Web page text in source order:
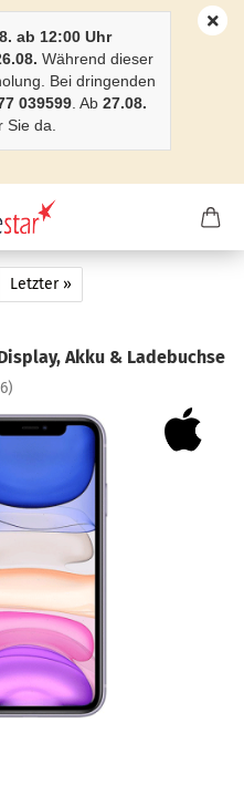
ab 12:00 Uhr
Während dieser
Bei dringenden
039599 . Ab 27.08.
da.
Letzter »
Akku & La­de­buch­se
)